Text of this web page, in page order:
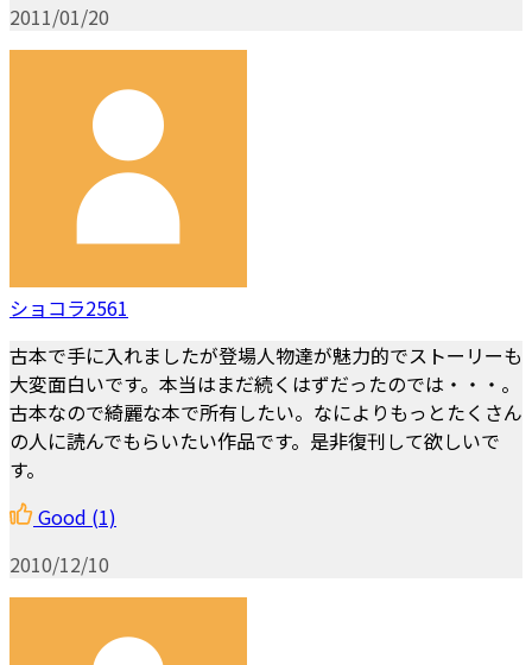
2011/01/20
ショコラ2561
古本で手に入れましたが登場人物達が魅力的でストーリーも
大変面白いです。本当はまだ続くはずだったのでは・・・。
古本なので綺麗な本で所有したい。なによりもっとたくさん
の人に読んでもらいたい作品です。是非復刊して欲しいで
す。
Good (1)
2010/12/10